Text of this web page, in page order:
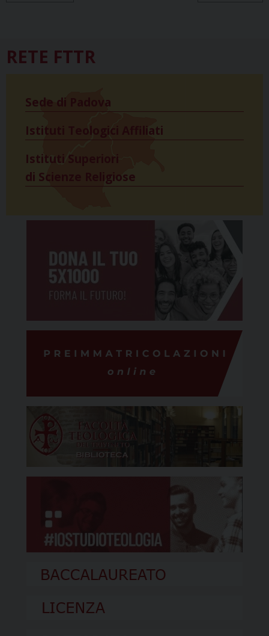
RETE FTTR
Sede di Padova
Istituti Teologici Affiliati
Istituti Superiori
di Scienze Religiose